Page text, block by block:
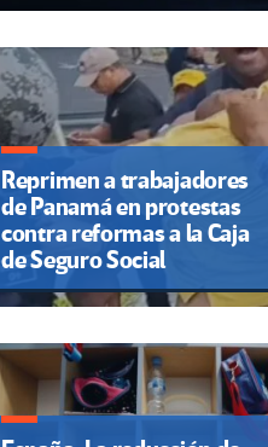
Reprimen a trabajadores
de Panamá en protestas
contra reformas a la Caja
de Seguro Social